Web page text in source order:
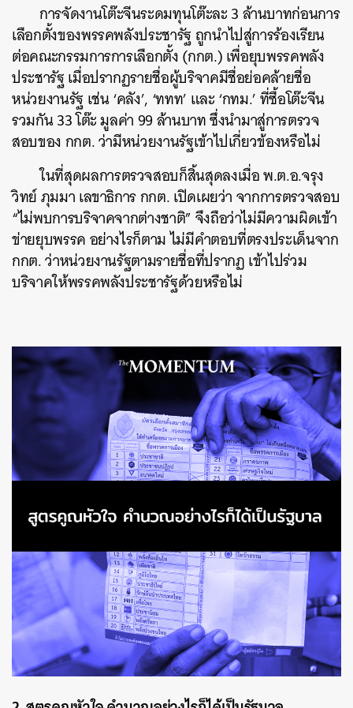
การจัดงานโต๊ะจีนระดมทุนโต๊ะละ 3 ล้านบาทก่อนการ
เลือกตั้งของพรรคพลังประชารัฐ ถูกนำไปสู่การร้องเรียน
ต่อคณะกรรมการการเลือกตั้ง (กกต.) เพื่อยุบพรรคพลัง
ประชารัฐ เมื่อปรากฏรายชื่อผู้บริจาคมีชื่อย่อคล้ายชื่อ
หน่วยงานรัฐ เช่น ‘คลัง’, ‘ททท’ และ ‘กทม.’ ที่ซื้อโต๊ะจีน
รวมกัน 33 โต๊ะ มูลค่า 99 ล้านบาท ซึ่งนำมาสู่การตรวจ
สอบของ กกต. ว่ามีหน่วยงานรัฐเข้าไปเกี่ยวข้องหรือไม่
ในที่สุดผลการตรวจสอบก็สิ้นสุดลงเมื่อ พ.ต.อ.จรุง
วิทย์ ภุมมา เลขาธิการ กกต. เปิดเผยว่า จากการตรวจสอบ
“ไม่พบการบริจาคจากต่างชาติ” จึงถือว่าไม่มีความผิดเข้า
ข่ายยุบพรรค อย่างไรก็ตาม ไม่มีคำตอบที่ตรงประเด็นจาก
กกต. ว่าหน่วยงานรัฐตามรายชื่อที่ปรากฏ เข้าไปร่วม
บริจาคให้พรรคพลังประชารัฐด้วยหรือไม่